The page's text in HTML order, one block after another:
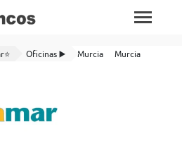
Oficinas ▶️ Murcia
Murcia